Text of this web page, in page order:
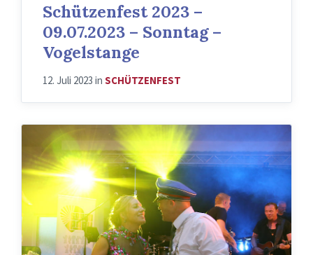
Schützenfest 2023 –
09.07.2023 – Sonntag –
Vogelstange
12. Juli 2023 in SCHÜTZENFEST